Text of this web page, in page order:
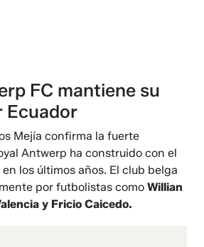
FC mantiene su
Ecuador
Mejía confirma la fuerte
Antwerp ha construido con el
los últimos años. El club belga
por futbolistas comoWillian
y Fricio Caicedo.